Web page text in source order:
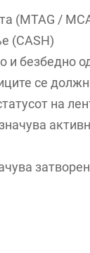
(MTAG /
(CASH)
и безбедно
се
на